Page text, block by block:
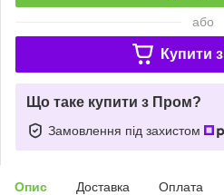
або
Купити з
Що таке купити з Пром?
Замовлення під захистом
Опис Доставка Оплата